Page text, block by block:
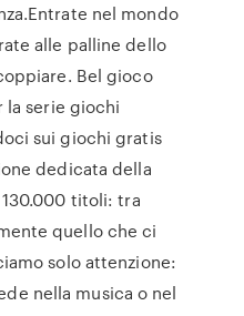
nel mondo
alle palline dello
Bel gioco
la serie giochi
sui giochi gratis
dedicata della
titoli: tra
quello che ci
solo attenzione:
nella musica o nel